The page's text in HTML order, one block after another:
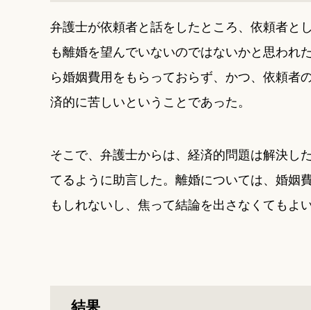
弁護士が依頼者と話をしたところ、依頼者と
も離婚を望んでいないのではないかと思われ
ら婚姻費用をもらっておらず、かつ、依頼者
済的に苦しいということであった。
そこで、弁護士からは、経済的問題は解決し
てるように助言した。離婚については、婚姻
もしれないし、焦って結論を出さなくてもよ
結果